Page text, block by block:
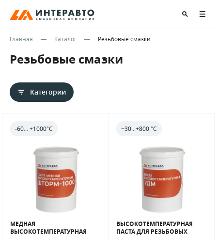
Главная Каталог Резьбовые смазки
Резьбовые смазки
Категории
-60... +1000°С
МЕДНАЯ
ВЫСОКОТЕМПЕРАТУРНАЯ
−30...+800 °C
ВЫСОКОТЕМПЕРАТУРНАЯ
ПАСТА ДЛЯ РЕЗЬБОВЫХ